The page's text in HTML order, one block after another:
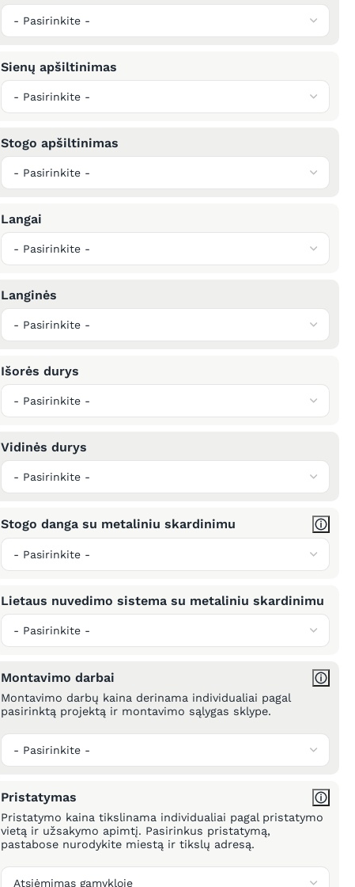
Sienų apšiltinimas
Stogo apšiltinimas
Langai
Langinės
Išorės durys
Vidinės durys
Stogo danga su metaliniu skardinimu
Lietaus nuvedimo sistema su metaliniu skardinimu
Montavimo darbai
Montavimo darbų kaina derinama individualiai pagal
pasirinktą projektą ir montavimo sąlygas sklype.
Pristatymas
Pristatymo kaina tikslinama individualiai pagal pristatymo
vietą ir užsakymo apimtį. Pasirinkus pristatymą,
pastabose nurodykite miestą ir tikslų adresą.